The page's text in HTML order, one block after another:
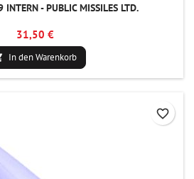
INTERN - PUBLIC MISSILES LTD.
31,50 €
In den Warenkorb
favorite_border